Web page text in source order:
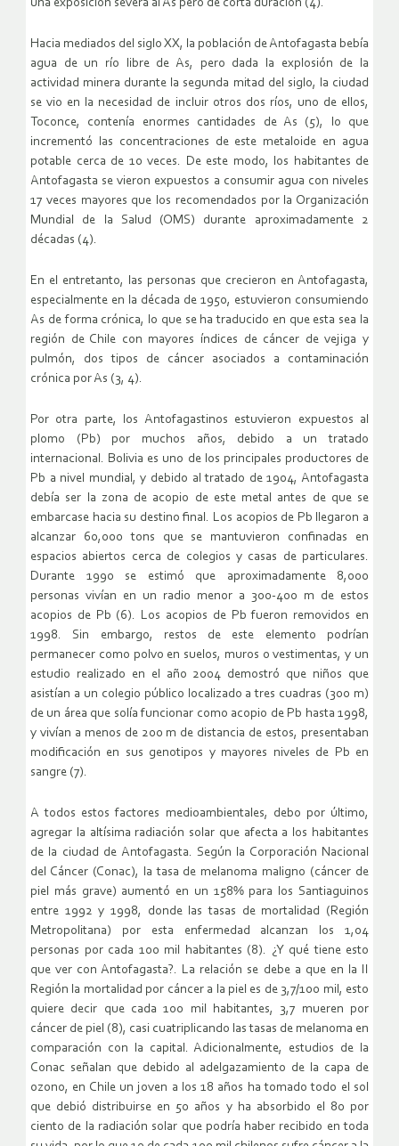
una exposición severa al As pero de corta duración (4).
Hacia mediados del siglo XX, la población de Antofagasta bebía
agua de un río libre de As, pero dada la explosión de la
actividad minera durante la segunda mitad del siglo, la ciudad
se vio en la necesidad de incluir otros dos ríos, uno de ellos,
Toconce, contenía enormes cantidades de As (5), lo que
incrementó las concentraciones de este metaloide en agua
potable cerca de 10 veces. De este modo, los habitantes de
Antofagasta se vieron expuestos a consumir agua con niveles
17 veces mayores que los recomendados por la Organización
Mundial de la Salud (OMS) durante aproximadamente 2
décadas (4).
En el entretanto, las personas que crecieron en Antofagasta,
especialmente en la década de 1950, estuvieron consumiendo
As de forma crónica, lo que se ha traducido en que esta sea la
región de Chile con mayores índices de cáncer de vejiga y
pulmón, dos tipos de cáncer asociados a contaminación
crónica por As (3, 4).
Por otra parte, los Antofagastinos estuvieron expuestos al
plomo (Pb) por muchos años, debido a un tratado
internacional. Bolivia es uno de los principales productores de
Pb a nivel mundial, y debido al tratado de 1904, Antofagasta
debía ser la zona de acopio de este metal antes de que se
embarcase hacia su destino final. Los acopios de Pb llegaron a
alcanzar 60,000 tons que se mantuvieron confinadas en
espacios abiertos cerca de colegios y casas de particulares.
Durante 1990 se estimó que aproximadamente 8,000
personas vivían en un radio menor a 300-400 m de estos
acopios de Pb (6). Los acopios de Pb fueron removidos en
1998. Sin embargo, restos de este elemento podrían
permanecer como polvo en suelos, muros o vestimentas, y un
estudio realizado en el año 2004 demostró que niños que
asistían a un colegio público localizado a tres cuadras (300 m)
de un área que solía funcionar como acopio de Pb hasta 1998,
y vivían a menos de 200 m de distancia de estos, presentaban
modificación en sus genotipos y mayores niveles de Pb en
sangre (7).
A todos estos factores medioambientales, debo por último,
agregar la altísima radiación solar que afecta a los habitantes
de la ciudad de Antofagasta. Según la Corporación Nacional
del Cáncer (Conac), la tasa de melanoma maligno (cáncer de
piel más grave) aumentó en un 158% para los Santiaguinos
entre 1992 y 1998, donde las tasas de mortalidad (Región
Metropolitana) por esta enfermedad alcanzan los 1,04
personas por cada 100 mil habitantes (8). ¿Y qué tiene esto
que ver con Antofagasta?. La relación se debe a que en la II
Región la mortalidad por cáncer a la piel es de 3,7/100 mil, esto
quiere decir que cada 100 mil habitantes, 3,7 mueren por
cáncer de piel (8), casi cuatriplicando las tasas de melanoma en
comparación con la capital. Adicionalmente, estudios de la
Conac señalan que debido al adelgazamiento de la capa de
ozono, en Chile un joven a los 18 años ha tomado todo el sol
que debió distribuirse en 50 años y ha absorbido el 80 por
ciento de la radiación solar que podría haber recibido en toda